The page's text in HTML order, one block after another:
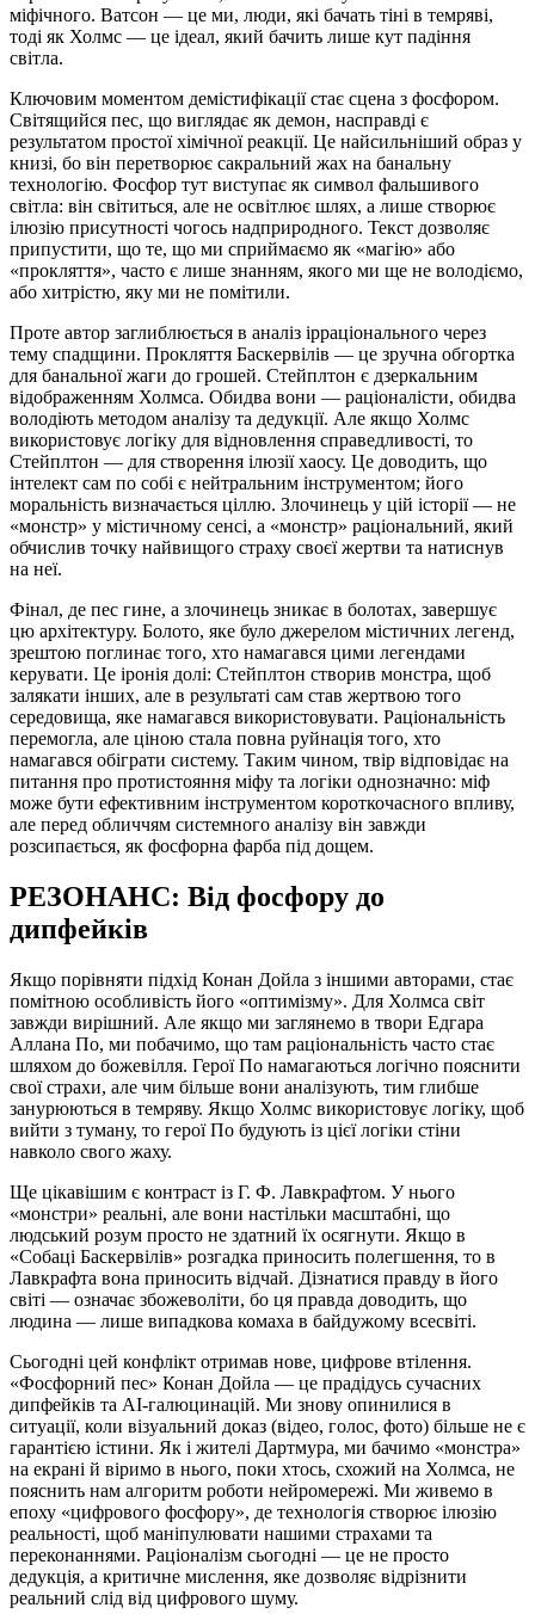
міфічного. Ватсон — це ми, люди, які бачать тіні в темряві,
тоді як Холмс — це ідеал, який бачить лише кут падіння
світла.
Ключовим моментом демістифікації стає сцена з фосфором.
Світящийся пес, що виглядає як демон, насправді є
результатом простої хімічної реакції. Це найсильніший образ у
книзі, бо він перетворює сакральний жах на банальну
технологію. Фосфор тут виступає як символ фальшивого
світла: він світиться, але не освітлює шлях, а лише створює
ілюзію присутності чогось надприродного. Текст дозволяє
припустити, що те, що ми сприймаємо як «магію» або
«прокляття», часто є лише знанням, якого ми ще не володіємо,
або хитрістю, яку ми не помітили.
Проте автор заглиблюється в аналіз ірраціонального через
тему спадщини. Прокляття Баскервілів — це зручна обгортка
для банальної жаги до грошей. Стейплтон є дзеркальним
відображенням Холмса. Обидва вони — раціоналісти, обидва
володіють методом аналізу та дедукції. Але якщо Холмс
використовує логіку для відновлення справедливості, то
Стейплтон — для створення ілюзії хаосу. Це доводить, що
інтелект сам по собі є нейтральним інструментом; його
моральність визначається ціллю. Злочинець у цій історії — не
«монстр» у містичному сенсі, а «монстр» раціональний, який
обчислив точку найвищого страху своєї жертви та натиснув
на неї.
Фінал, де пес гине, а злочинець зникає в болотах, завершує
цю архітектуру. Болото, яке було джерелом містичних легенд,
зрештою поглинає того, хто намагався цими легендами
керувати. Це іронія долі: Стейплтон створив монстра, щоб
залякати інших, але в результаті сам став жертвою того
середовища, яке намагався використовувати. Раціональність
перемогла, але ціною стала повна руйнація того, хто
намагався обіграти систему. Таким чином, твір відповідає на
питання про протистояння міфу та логіки однозначно: міф
може бути ефективним інструментом короткочасного впливу,
але перед обличчям системного аналізу він завжди
розсипається, як фосфорна фарба під дощем.
РЕЗОНАНС: Від фосфору до
дипфейків
Якщо порівняти підхід Конан Дойла з іншими авторами, стає
помітною особливість його «оптимізму». Для Холмса світ
завжди вирішний. Але якщо ми заглянемо в твори Едгара
Аллана По, ми побачимо, що там раціональність часто стає
шляхом до божевілля. Герої По намагаються логічно пояснити
свої страхи, але чим більше вони аналізують, тим глибше
занурюються в темряву. Якщо Холмс використовує логіку, щоб
вийти з туману, то герої По будують із цієї логіки стіни
навколо свого жаху.
Ще цікавішим є контраст із Г. Ф. Лавкрафтом. У нього
«монстри» реальні, але вони настільки масштабні, що
людський розум просто не здатний їх осягнути. Якщо в
«Собаці Баскервілів» розгадка приносить полегшення, то в
Лавкрафта вона приносить відчай. Дізнатися правду в його
світі — означає збожеволіти, бо ця правда доводить, що
людина — лише випадкова комаха в байдужому всесвіті.
Сьогодні цей конфлікт отримав нове, цифрове втілення.
«Фосфорний пес» Конан Дойла — це прадідусь сучасних
дипфейків та AI-галюцинацій. Ми знову опинилися в
ситуації, коли візуальний доказ (відео, голос, фото) більше не є
гарантією істини. Як і жителі Дартмура, ми бачимо «монстра»
на екрані й віримо в нього, поки хтось, схожий на Холмса, не
пояснить нам алгоритм роботи нейромережі. Ми живемо в
епоху «цифрового фосфору», де технологія створює ілюзію
реальності, щоб маніпулювати нашими страхами та
переконаннями. Раціоналізм сьогодні — це не просто
дедукція, а критичне мислення, яке дозволяє відрізнити
реальний слід від цифрового шуму.